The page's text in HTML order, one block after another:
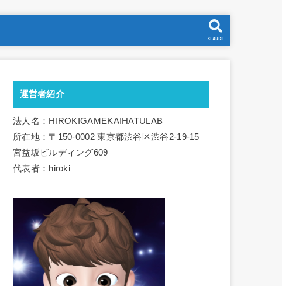
SEARCH
運営者紹介
法人名：HIROKIGAMEKAIHATULAB
所在地：〒150-0002 東京都渋谷区渋谷2-19-15
宮益坂ビルディング609
代表者：hiroki